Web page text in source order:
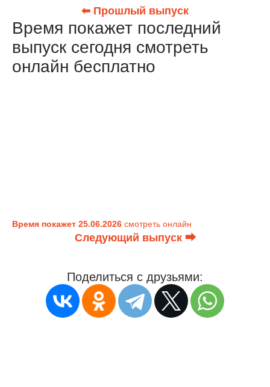
⬅ Прошлый выпуск
Время покажет последний
выпуск сегодня смотреть
онлайн бесплатно
Время покажет 25.06.2026 смотреть онлайн
Следующий выпуск ⮕
Поделиться с друзьями: